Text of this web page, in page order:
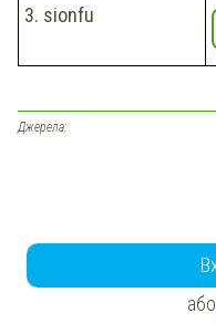
3. sionfu
Джерела:
або